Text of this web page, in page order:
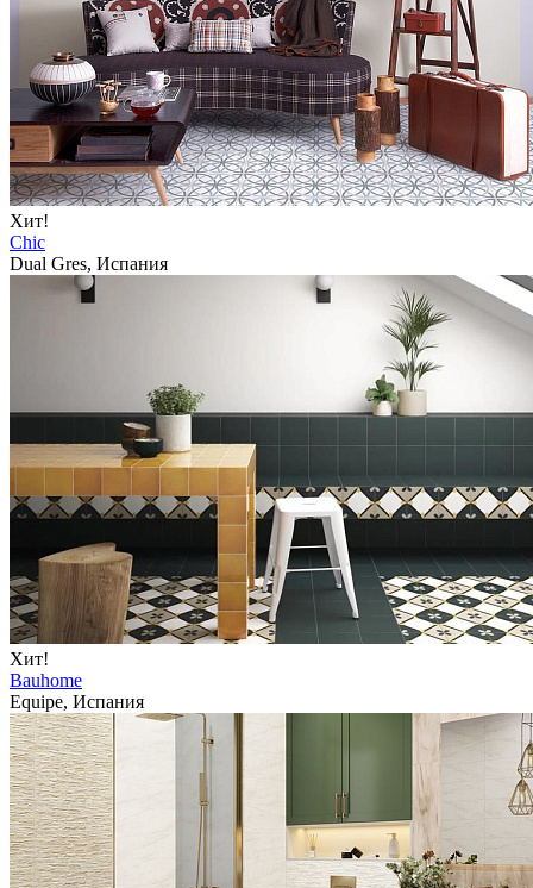
Хит!
Chic
Dual Gres, Испания
Хит!
Bauhome
Equipe, Испания